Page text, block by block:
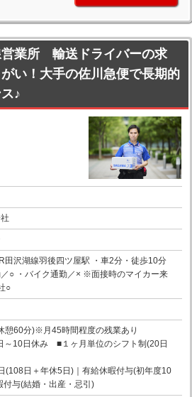
業所 輸送ドライバーの求
い！大手の佐川急便で長期的
♪
田沢湖線羽後四ツ屋駅 ・車2分・徒歩10分
／○ ・バイク通勤／× ※面接時のマイカー来
○
憩60分)※月45時間程度の残業あり
～10日休み ■１ヶ月単位のシフト制(20日
(108日＋年休5日)｜有給休暇付与(初年度10
付与(結婚・出産・忌引)